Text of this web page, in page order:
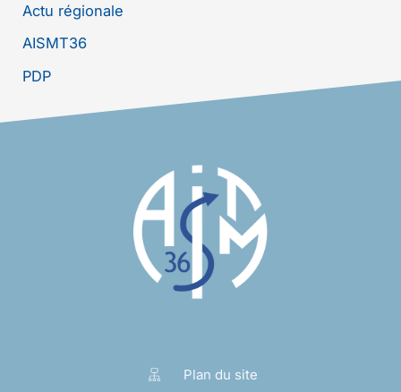
Actu régionale
AISMT36
PDP
Plan du site